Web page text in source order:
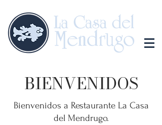
BIENVENIDOS
Bienvenidos a Restaurante La Casa
del Mendrugo.